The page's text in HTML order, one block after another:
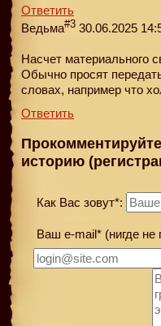
Ответить
Ведьма#3 30.06.2025
Насчет материального
Обычно просят
словах, например что
Ответить
историю
Как Вас зовут*:
Ваш e-mail* (нигде не